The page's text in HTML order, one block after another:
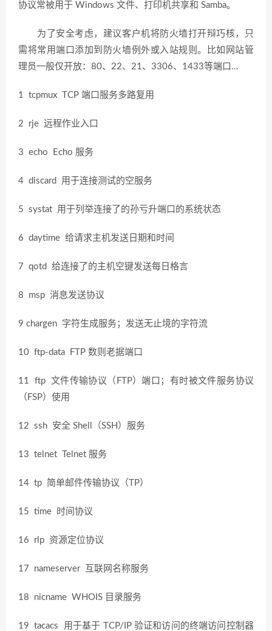
协议常被用于 Windows 文件、打印机共享和 Samba。
为了安全考虑，建议客户机将防火墙打开辩巧核，只
需将常用端口添加到防火墙例外或入站规则。比如网站管
理员一般仅开放：80、22、21、3306、1433等端口…
1 tcpmux TCP 端口服务多路复用
2 rje 远程作业入口
3 echo Echo 服务
4 discard 用于连接测试的空服务
5 systat 用于列举连接了的孙亏升端口的系统状态
6 daytime 给请求主机发送日期和时间
7 qotd 给连接了的主机空键发送每日格言
8 msp 消息发送协议
9 chargen 字符生成服务；发送无止境的字符流
10 ftp-data FTP 数则老据端口
11 ftp 文件传输协议（FTP）端口；有时被文件服务协议
（FSP）使用
12 ssh 安全 Shell（SSH）服务
13 telnet Telnet 服务
14 tp 简单邮件传输协议（TP）
15 time 时间协议
16 rlp 资源定位协议
17 nameserver 互联网名称服务
18 nicname WHOIS 目录服务
19 tacacs 用于基于 TCP/IP 验证和访问的终端访问控制器